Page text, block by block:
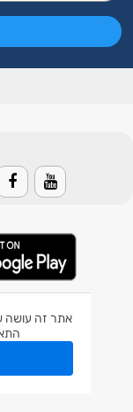
אתר זה עושה